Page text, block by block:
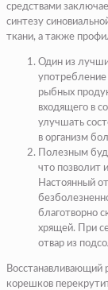
средствами
синтезу
ткани, а также
Один из
употребление
рыбных
входящего в
улучшать
в организм
Полезным
что позволит
Настоянный
благотворно
хрящей. При
отвар из
Восстанавливающий
корешков